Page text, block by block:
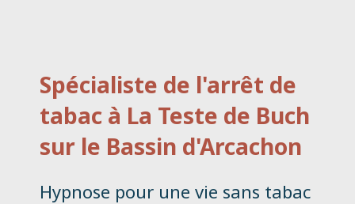
Spécialiste de l'arrêt de
tabac à La Teste de Buch
sur le Bassin d'Arcachon
Hypnose pour une vie sans tabac